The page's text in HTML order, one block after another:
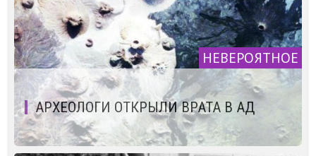
НЕВЕРОЯТНОЕ
АРХЕОЛОГИ ОТКРЫЛИ ВРАТА В АД